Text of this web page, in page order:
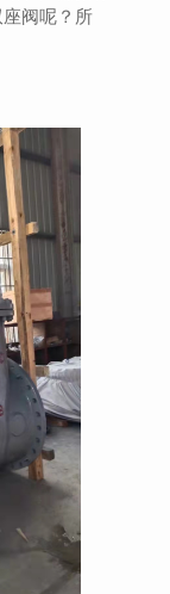
座阀呢？所